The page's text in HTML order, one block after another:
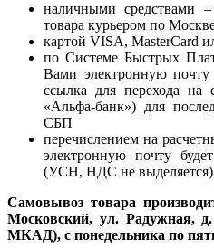
наличными средствами
товара курьером по
картой VISA, MasterCard
по Системе Быстрых
Вами электронную
ссылка для перехода
«Альфа-банк») для
СБП
перечислением на
электронную почту
(УСН, НДС не выделяется)
Самовывоз товара
Московский, ул. Радужная,
МКАД), с понедельника по